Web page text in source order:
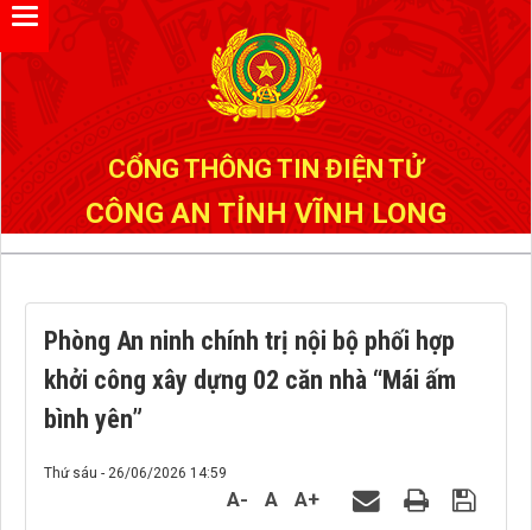
CỔNG THÔNG TIN ĐIỆN TỬ
CÔNG AN TỈNH VĨNH LONG
Phòng An ninh chính trị nội bộ phối hợp
khởi công xây dựng 02 căn nhà “Mái ấm
bình yên”
Thứ sáu - 26/06/2026 14:59
A- A A+